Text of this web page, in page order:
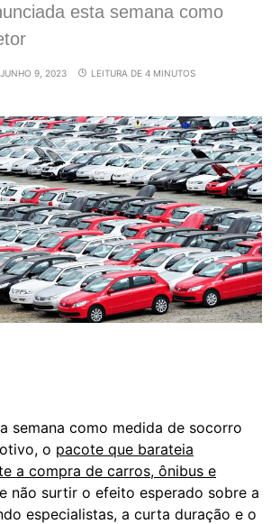
esta semana como
JUNHO 9, 2023 LEITURA DE 4 MINUTOS
semana como medida de socorro
o pacote que barateia
a compra de carros, ônibus e
não surtir o efeito esperado sobre a
especialistas, a curta duração e o